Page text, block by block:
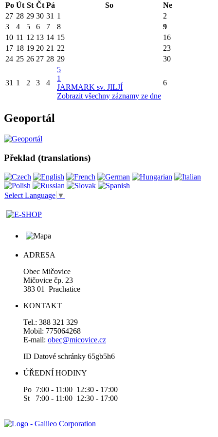
Po Út St Čt Pá So
Ne
27 28 29 30 31 1
2
3
4 5 6 7 8
9
10 11 12 13 14 15
16
17 18 19 20 21 22
23
24 25 26 27 28 29 30
31 1 2 3 4
5
1
JARMARK sv. JILJÍ
Zobrazit všechny záznamy ze dne
6
Geoportál
Překlad (translations)
Select Language ▼
ADRESA
Obec Mičovice
Mičovice čp. 23
383 01 Prachatice
KONTAKT
Tel.: 388 321 329
Mobil: 775064268
E-mail: obec@micovice.cz
ID Datové schránky 65gb5h6
ÚŘEDNÍ HODINY
Po 7:00 - 11:00 12:30 - 17:00
St 7:00 - 11:00 12:30 - 17:00